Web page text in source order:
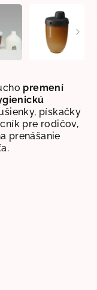
premení
pískačky
pre rodičov,
prenášanie